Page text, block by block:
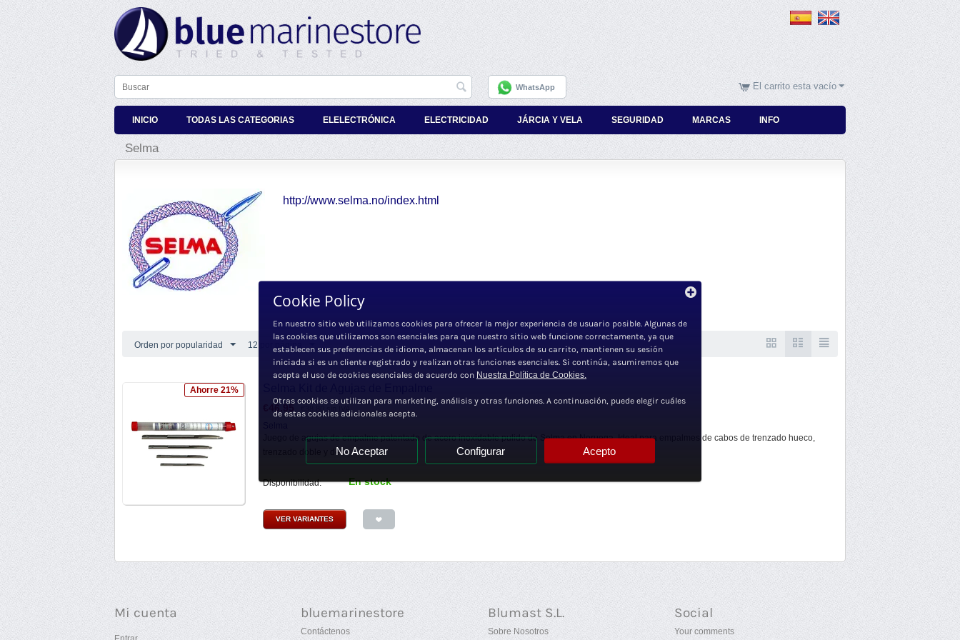
WhatsApp El carrito esta vacío
INICIO TODAS LAS CATEGORIAS ELELECTRÓNICA ELECTRICIDAD JÁRCIA Y VELA SEGURIDAD MARCAS INFO
Selma
http://www.selma.no/index.html
Orden por popularidad 12 por página
Ahorre 21%
46.95 38.80 sin IVA
Juego de agujas de empalme patentado de acero inoxidable pulido de Selma en Noruega. Ideal para empalmes de cabos de trenzado hueco,
trenzado doble y de...
Disponibilidad: En stock
VER VARIANTES
Mi cuenta bluemarinestore
Contáctenos
Blumast S.L.
Sobre Nosotros
Social
Your comments
Cookie Policy
En nuestro sitio web utilizamos cookies para ofrecer la mejor experiencia de usuario posible. Algunas de
las cookies que utilizamos son esenciales para que nuestro sitio web funcione correctamente, ya que
establecen sus preferencias de idioma, almacenan los artículos de su carrito, mantienen su sesión
iniciada si es un cliente registrado y realizan otras funciones esenciales. Si continúa, asumiremos que
acepta el uso de cookies esenciales de acuerdo con Nuestra Política de Cookies.
Otras cookies se utilizan para marketing, análisis y otras funciones. A continuación, puede elegir cuáles
de estas cookies adicionales acepta.
No Aceptar Configurar Acepto